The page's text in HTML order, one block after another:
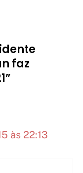
faz
às 22:13